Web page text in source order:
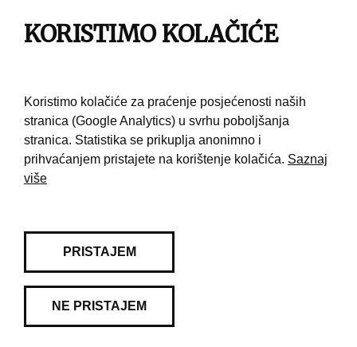
Pravila korištenja
KORISTIMO KOLAČIĆE
Koristimo kolačiće za praćenje posjećenosti naših
stranica (Google Analytics) u svrhu poboljšanja
stranica. Statistika se prikuplja anonimno i
prihvaćanjem pristajete na korištenje kolačića. Saznaj
više
PRISTAJEM
NE PRISTAJEM